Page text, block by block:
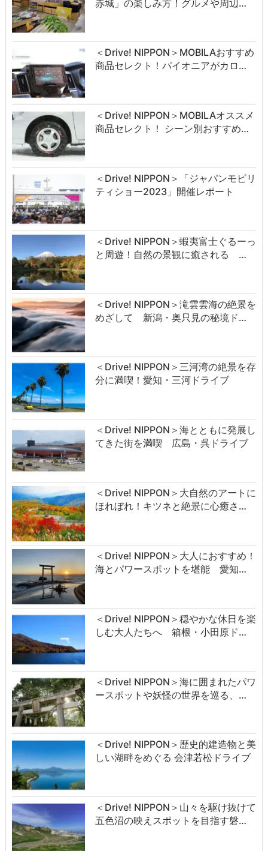
赤城」の楽しみ方！グルメや周辺…
＜Drive! NIPPON＞MOBILAおすすめ
商品セレクト！パイオニアがカロ…
＜Drive! NIPPON＞MOBILAオススメ
商品セレクト！ シーン別おすすめ…
＜Drive! NIPPON＞「ジャパンモビリ
ティショー2023」開催レポート
＜Drive! NIPPON＞蝦夷富士ぐるーっ
と周遊！自然の景観に癒される …
＜Drive! NIPPON＞滝雲雲海の絶景を
めざして 新潟・奥只見の秘境ド…
＜Drive! NIPPON＞三河湾の絶景を存
分に満喫！愛知・三河ドライブ
＜Drive! NIPPON＞海とともに発展し
てきた街を満喫 広島・呉ドライブ
＜Drive! NIPPON＞大自然のアートに
ほれぼれ！キツネと絶景に心癒さ…
＜Drive! NIPPON＞大人におすすめ！
海とパワースポットを堪能 愛知…
＜Drive! NIPPON＞穏やかな休日を楽
しむ大人たちへ 箱根・小田原ド…
＜Drive! NIPPON＞海に囲まれたパワ
ースポットや妖怪の世界を巡る、…
＜Drive! NIPPON＞歴史的建造物と美
しい湖畔をめぐる 会津若松ドライブ
＜Drive! NIPPON＞山々を駆け抜けて
五色沼の映えスポットを目指す磐…